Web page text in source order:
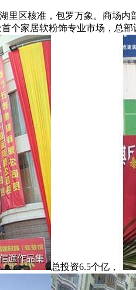
核准，包罗万象。商场内
个家居软粉饰专业市场，总部
总投资6.5个亿，